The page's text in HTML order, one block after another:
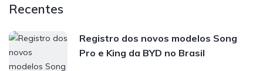
Recentes
Registro dos novos modelos Song
Pro e King da BYD no Brasil